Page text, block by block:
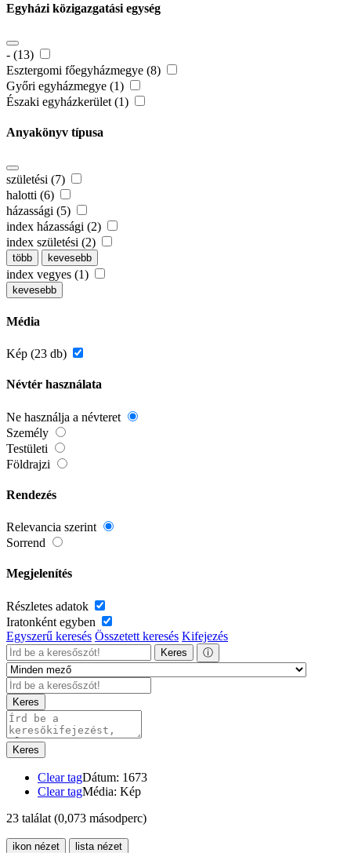
Egyházi közigazgatási egység
- (13)
Esztergomi főegyházmegye (8)
Győri egyházmegye (1)
Északi egyházkerület (1)
Anyakönyv típusa
születési (7)
halotti (6)
házassági (5)
index házassági (2)
index születési (2)
több kevesebb
index vegyes (1)
kevesebb
Média
Kép (23 db)
Névtér használata
Ne használja a névteret
Személy
Testületi
Földrajzi
Rendezés
Relevancia szerint
Sorrend
Megjelenítés
Részletes adatok
Iratonként egyben
Egyszerű keresés Összetett keresés Kifejezés
Keres ⓘ
Keres
Keres
Clear tagDátum: 1673
Clear tagMédia: Kép
23 találat (0,073 másodperc)
ikon nézet lista nézet